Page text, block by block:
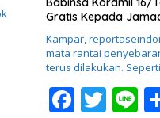
Gratis Kepada
Kampar,
mata rantai
terus dilakukan.
F T Li